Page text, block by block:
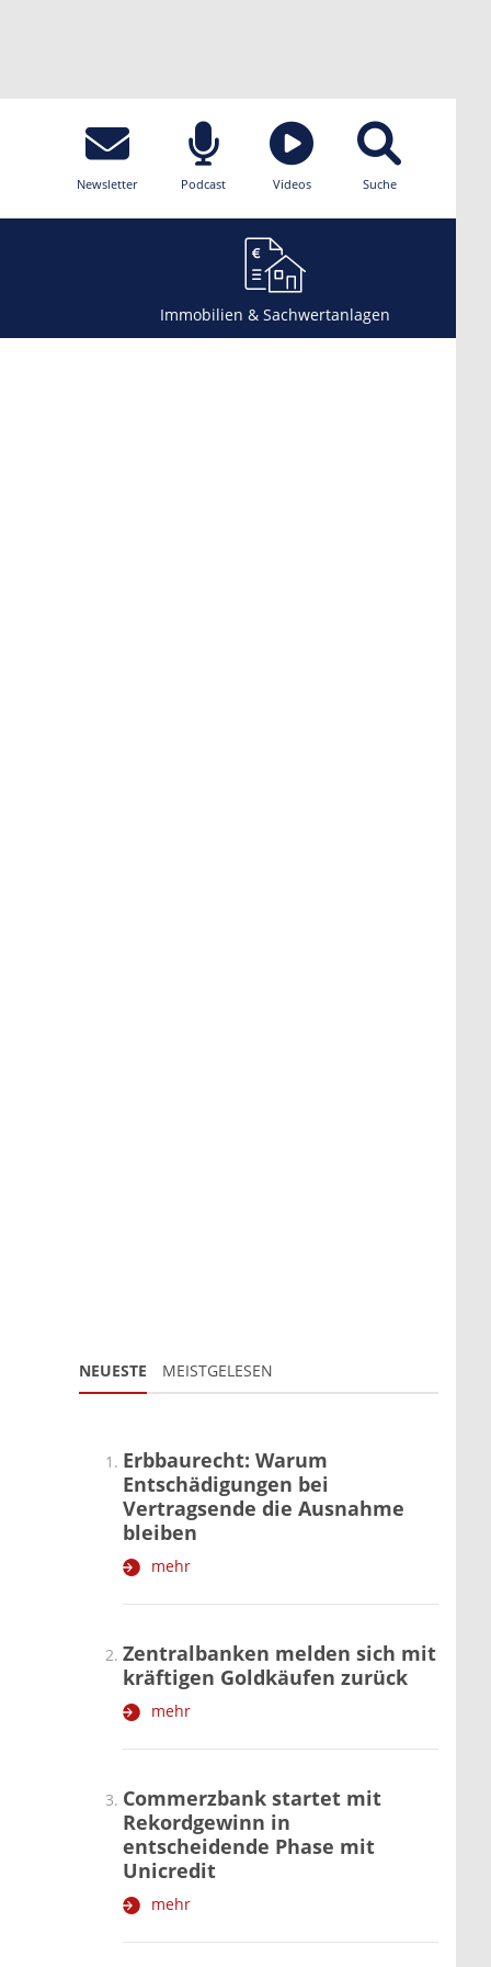
Newsletter Podcast Videos Suche
Immobilien & Sachwertanlagen
NEUESTE MEISTGELESEN
Erbbaurecht: Warum
Entschädigungen bei
Vertragsende die Ausnahme
bleiben
mehr
Zentralbanken melden sich mit
kräftigen Goldkäufen zurück
mehr
Commerzbank startet mit
Rekordgewinn in
entscheidende Phase mit
Unicredit
mehr